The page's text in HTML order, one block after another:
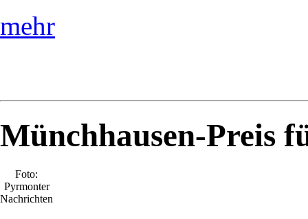
mehr
Münchhausen-Preis
Foto:
Pyrmonter
Nachrichten